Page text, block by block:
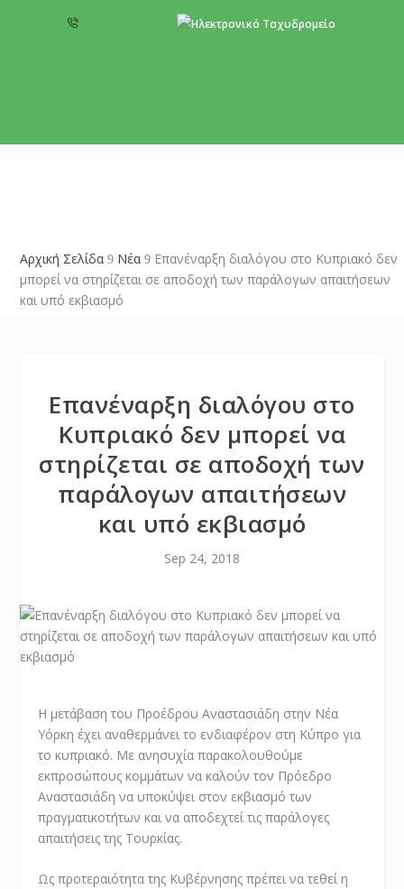
Αρχική Σελίδα 9 Νέα 9 Επανέναρξη διαλόγου στο Κυπριακό δεν
μπορεί να στηρίζεται σε αποδοχή των παράλογων απαιτήσεων
και υπό εκβιασμό
Επανέναρξη διαλόγου στο
Κυπριακό δεν μπορεί να
στηρίζεται σε αποδοχή των
παράλογων απαιτήσεων
και υπό εκβιασμό
Sep 24, 2018
Η μετάβαση του Προέδρου Αναστασιάδη στην Νέα
Υόρκη έχει αναθερμάνει το ενδιαφέρον στη Κύπρο για
το κυπριακό. Με ανησυχία παρακολουθούμε
εκπροσώπους κομμάτων να καλούν τον Πρόεδρο
Αναστασιάδη να υποκύψει στον εκβιασμό των
πραγματικοτήτων και να αποδεχτεί τις παράλογες
απαιτήσεις της Τουρκίας.
Ως προτεραιότητα της Κυβέρνησης πρέπει να τεθεί η